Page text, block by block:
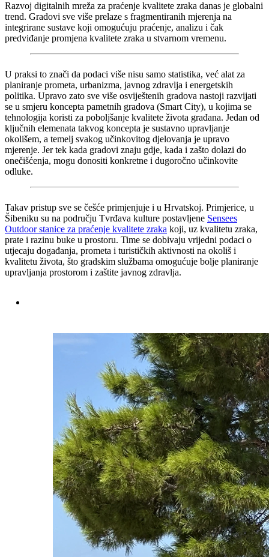
Razvoj digitalnih mreža za praćenje kvalitete zraka danas je globalni
trend. Gradovi sve više prelaze s fragmentiranih mjerenja na
integrirane sustave koji omogućuju praćenje, analizu i čak
predviđanje promjena kvalitete zraka u stvarnom vremenu.
U praksi to znači da podaci više nisu samo statistika, već alat za
planiranje prometa, urbanizma, javnog zdravlja i energetskih
politika. Upravo zato sve više osviještenih gradova nastoji razvijati
se u smjeru koncepta pametnih gradova (Smart City), u kojima se
tehnologija koristi za poboljšanje kvalitete života građana. Jedan od
ključnih elemenata takvog koncepta je sustavno upravljanje
okolišem, a temelj svakog učinkovitog djelovanja je upravo
mjerenje. Jer tek kada gradovi znaju gdje, kada i zašto dolazi do
onečišćenja, mogu donositi konkretne i dugoročno učinkovite
odluke.
Takav pristup sve se češće primjenjuje i u Hrvatskoj. Primjerice, u
Šibeniku su na području Tvrđava kulture postavljene Sensees
Outdoor stanice za praćenje kvalitete zraka koji, uz kvalitetu zraka,
prate i razinu buke u prostoru. Time se dobivaju vrijedni podaci o
utjecaju događanja, prometa i turističkih aktivnosti na okoliš i
kvalitetu života, što gradskim službama omogućuje bolje planiranje
upravljanja prostorom i zaštite javnog zdravlja.